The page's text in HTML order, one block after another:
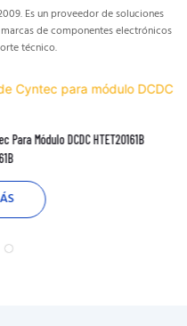
Es un proveedor de soluciones
de componentes electrónicos
técnico.
Para Módulo DCDC HTET20161B